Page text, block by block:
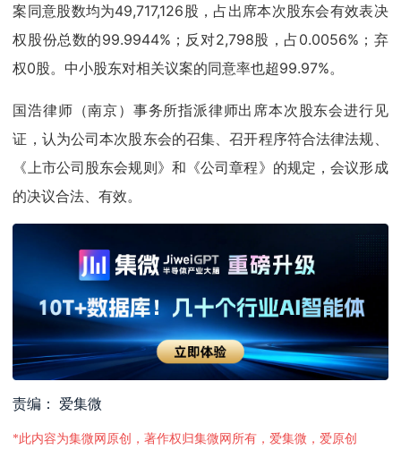
案同意股数均为49,717,126股，占出席本次股东会有效表决
权股份总数的99.9944%；反对2,798股，占0.0056%；弃
权0股。中小股东对相关议案的同意率也超99.97%。
国浩律师（南京）事务所指派律师出席本次股东会进行见
证，认为公司本次股东会的召集、召开程序符合法律法规、
《上市公司股东会规则》和《公司章程》的规定，会议形成
的决议合法、有效。
责编： 爱集微
*此内容为集微网原创，著作权归集微网所有，爱集微，爱原创